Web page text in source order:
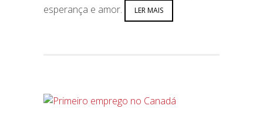
esperança e amor.
LER MAIS